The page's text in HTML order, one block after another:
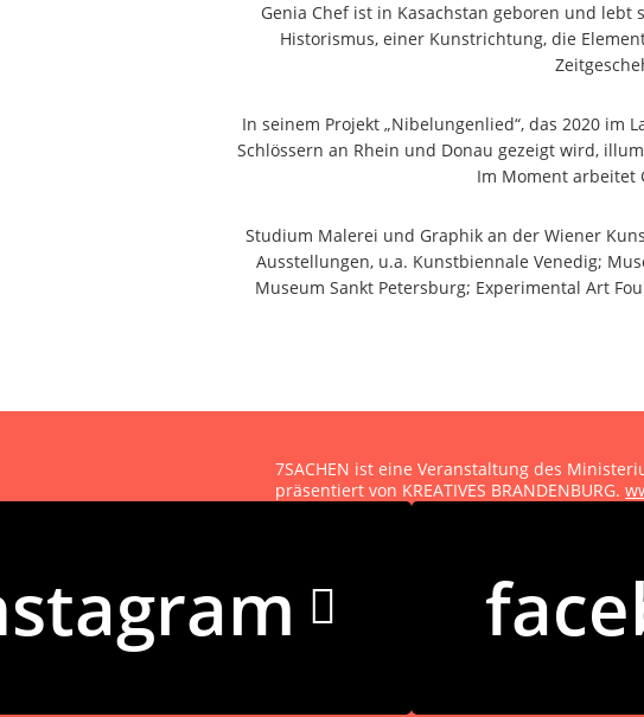
Genia Chef ist in Kasachstan geboren und lebt
Historismus, einer Kunstrichtung, die
In seinem Projekt „Nibelungenlied“, das 2020
Schlössern an Rhein und Donau gezeigt wird,
Im Moment arbeitet
Studium Malerei und Graphik an der Wiener
Ausstellungen, u.a. Kunstbiennale Venedig;
Museum Sankt Petersburg; Experimental Art
7SACHEN ist eine Veranstaltung des
präsentiert von KREATIVES BRANDENBURG.
Impressum